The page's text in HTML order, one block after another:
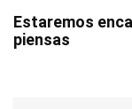
Estaremos
piensas